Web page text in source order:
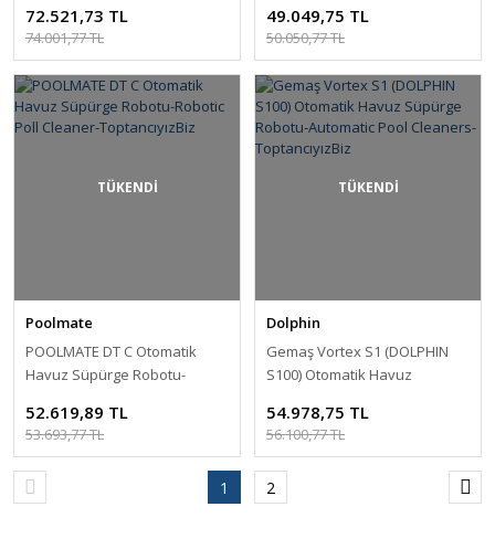
Cleaner-ToptancıyızBiz
72.521,73 TL
74.001,77 TL
Cleaner-ToptancıyızBiz
49.049,75 TL
50.050,77 TL
TÜKENDİ
Poolmate
POOLMATE DT C Otomatik
Havuz Süpürge Robotu-
ToptancıyızBiz
52.619,89 TL
53.693,77 TL
TÜKENDİ
Dolphin
Gemaş Vortex S1 (DOLPHIN
S100) Otomatik Havuz
Pool Cleaners-ToptancıyızBiz
54.978,75 TL
56.100,77 TL
1 2